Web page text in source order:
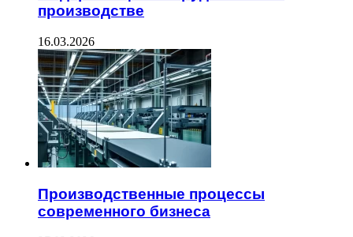
производстве
16.03.2026
Производственные процессы
современного бизнеса